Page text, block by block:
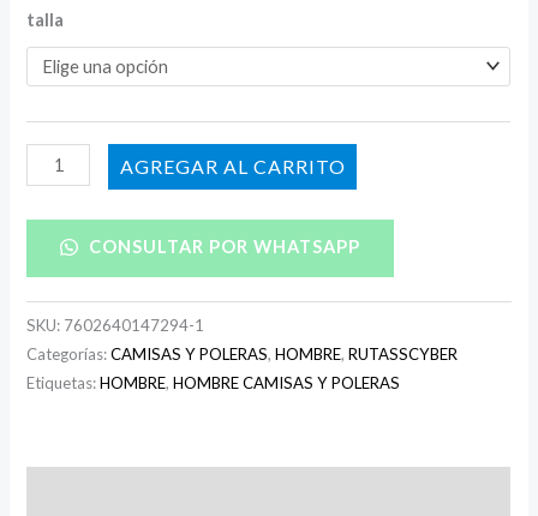
talla
AÑADIR AL CARRITO
CONSULTAR POR WHATSAPP
SKU: 7602640147294-1
Categorías:CAMISAS Y POLERAS,HOMBRE,RUTASSCYBER
Etiquetas:HOMBRE,HOMBRE CAMISAS Y POLERAS